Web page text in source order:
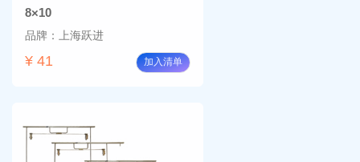
8×10
品牌：上海跃进
¥ 41 加入清单